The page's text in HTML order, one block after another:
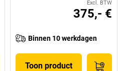
Excl. BTW
375,- €
Binnen 10 werkdagen
Toon product